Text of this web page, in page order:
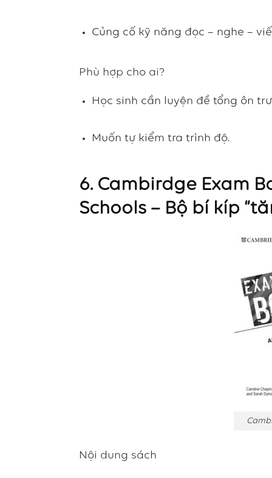
Củng cố kỹ năng đọc – nghe –
Phù hợp cho ai?
Học sinh cần luyện đề tổng ôn
Muốn tự kiểm tra trình độ.
6. Cambirdge Exam
Schools – Bộ bí kíp
Nội dung sách